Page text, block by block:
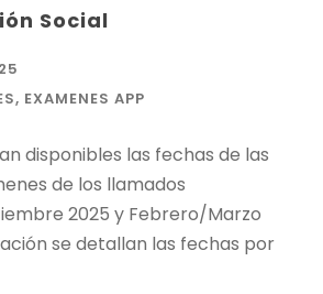
Social
, EXAMENES APP
disponibles las fechas de las
de los llamados
2025 y Febrero/Marzo
se detallan las fechas por